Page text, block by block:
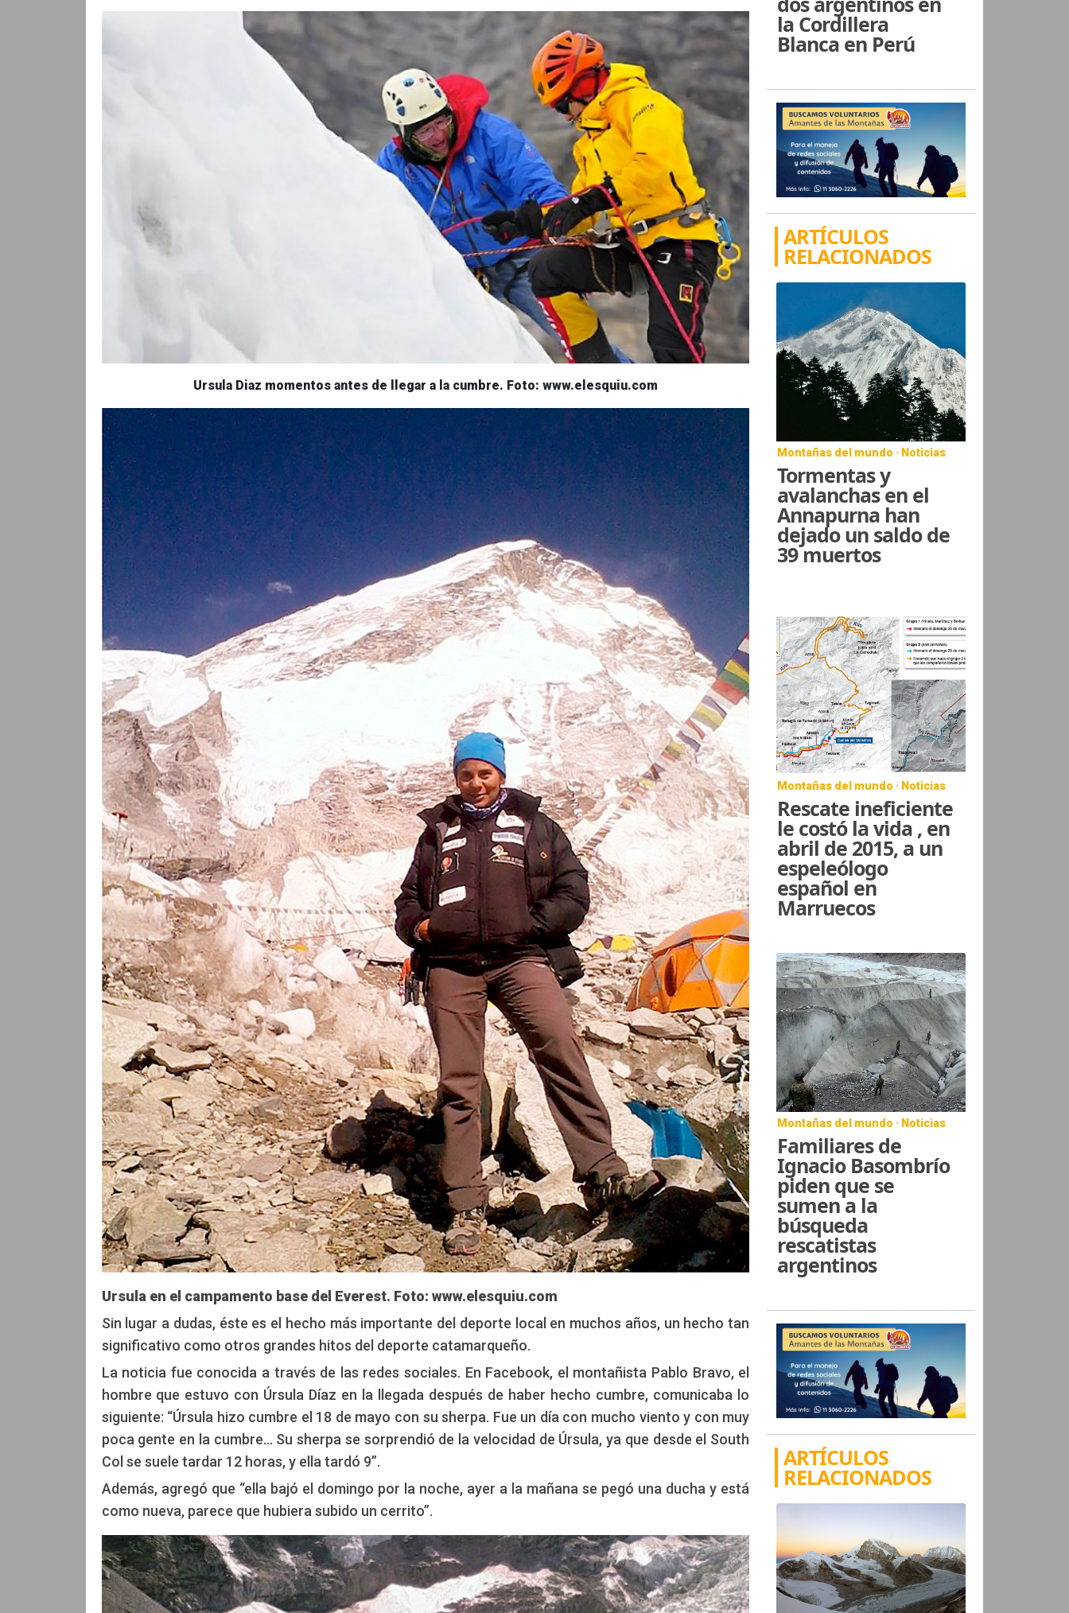
Ursula Diaz momentos antes de llegar a la cumbre. Foto: www.elesquiu.com
Ursula en el campamento base del Everest. Foto: www.elesquiu.com
Sin lugar a dudas, éste es el hecho más importante del deporte local en muchos años, un hecho tan
significativo como otros grandes hitos del deporte catamarqueño.
La noticia fue conocida a través de las redes sociales. En Facebook, el montañista Pablo Bravo, el
hombre que estuvo con Úrsula Díaz en la llegada después de haber hecho cumbre, comunicaba lo
siguiente: “Úrsula hizo cumbre el 18 de mayo con su sherpa. Fue un día con mucho viento y con muy
poca gente en la cumbre… Su sherpa se sorprendió de la velocidad de Úrsula, ya que desde el South
Col se suele tardar 12 horas, y ella tardó 9”.
Además, agregó que “ella bajó el domingo por la noche, ayer a la mañana se pegó una ducha y está
como nueva, parece que hubiera subido un cerrito”.
la Cordillera
Blanca en Perú
ARTÍCULOS
RELACIONADOS
Montañas del mundo · Noticias
Tormentas y
avalanchas en el
Annapurna han
dejado un saldo de
39 muertos
Montañas del mundo · Noticias
Rescate ineficiente
le costó la vida , en
abril de 2015, a un
espeleólogo
español en
Marruecos
Montañas del mundo · Noticias
Familiares de
Ignacio Basombrío
piden que se
sumen a la
búsqueda
rescatistas
argentinos
ARTÍCULOS
RELACIONADOS